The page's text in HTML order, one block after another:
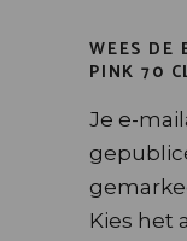
WEES DE
PINK 70
Je e-
Kies het